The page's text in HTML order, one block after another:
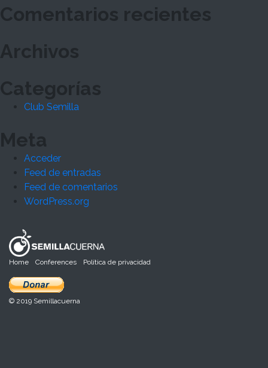
Comentarios recientes
Archivos
Categorías
Club Semilla
Meta
Acceder
Feed de entradas
Feed de comentarios
WordPress.org
Home Conferences Política de privacidad
© 2019 Semillacuerna